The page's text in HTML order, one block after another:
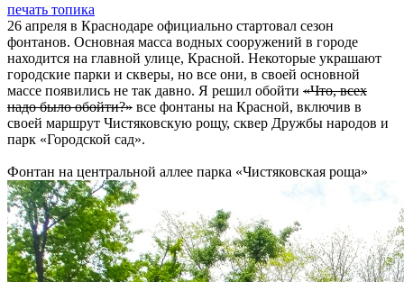
печать топика
26 апреля в Краснодаре официально стартовал сезон
фонтанов. Основная масса водных сооружений в городе
находится на главной улице, Красной. Некоторые украшают
городские парки и скверы, но все они, в своей основной
массе появились не так давно. Я решил обойти «Что, всех
надо было обойти?» все фонтаны на Красной, включив в
своей маршрут Чистяковскую рощу, сквер Дружбы народов и
парк «Городской сад».
Фонтан на центральной аллее парка «Чистяковская роща»